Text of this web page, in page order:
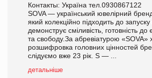
Контакты: Україна тел.0930867122
SOVA — український ювелірний
який колекційно підходить до запуску
демонструє сміливість, готовність до
та свободу.За абревіатурою «SOVA»
розшифровка головних цінностей
слідуємо вже 23 рік. S — ...
детальніше